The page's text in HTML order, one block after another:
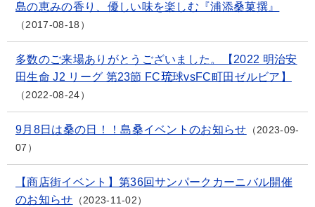
島の恵みの香り、優しい味を楽しむ『浦添桑菓撰』
2017-08-18
多数のご来場ありがとうございました。【2022 明治安
田生命 J2 リーグ 第23節 FC琉球vsFC町田ゼルビア】
2022-08-24
9月8日は桑の日！！島桑イベントのお知らせ
2023-09-
07
【商店街イベント】第36回サンパークカーニバル開催
のお知らせ
2023-11-02